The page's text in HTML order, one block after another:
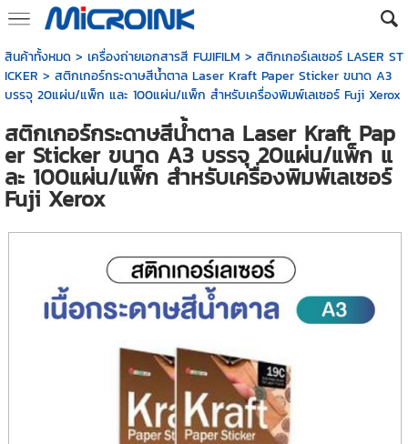
สินค้าทั้งหมด> เครื่องถ่ายเอกสารสี FUJIFILM > สติกเกอร์เลเซอร์ LASER ST
ICKER > สติกเกอร์กระดาษสีน้ำตาล Laser Kraft Paper Sticker ขนาด A3
บรรจุ 20แผ่น/แพ็ก และ 100แผ่น/แพ็ก สำหรับเครื่องพิมพ์เลเซอร์ Fuji Xerox
สติกเกอร์กระดาษสีน้ำตาล Laser Kraft Pap
er Sticker ขนาด A3 บรรจุ 20แผ่น/แพ็ก แ
ละ 100แผ่น/แพ็ก สำหรับเครื่องพิมพ์เลเซอร์
Fuji Xerox